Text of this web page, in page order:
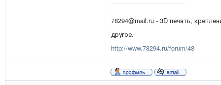
78294@mail.ru - 3D печать,
другое.
http://www.78294.ru/forum/48